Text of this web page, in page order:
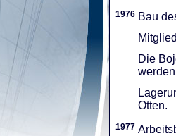
1976 Bau
Die
Otten.
1977